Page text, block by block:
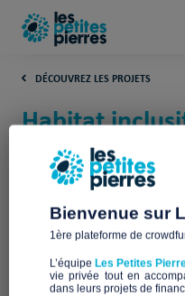
DÉCOUVREZ LES PROJETS
Habitat
adultes avec
Envol Isere autisme
Bienvenue sur
1ère plateforme de
L’équipe Les Petites
vie privée tout en
dans leurs projets de